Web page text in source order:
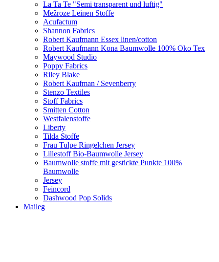
La Ta Te "Semi transparent und luftig"
Mežroze Leinen Stoffe
Acufactum
Shannon Fabrics
Robert Kaufmann Essex linen/cotton
Robert Kaufmann Kona Baumwolle 100% Oko Tex
Maywood Studio
Poppy Fabrics
Riley Blake
Robert Kaufman / Sevenberry
Stenzo Textiles
Stoff Fabrics
Smitten Cotton
Westfalenstoffe
Liberty
Tilda Stoffe
Frau Tulpe Ringelchen Jersey
Lillestoff Bio-Baumwolle Jersey
Baumwolle stoffe mit gestickte Punkte 100%
Baumwolle
Jersey
Feincord
Dashwood Pop Solids
Maileg